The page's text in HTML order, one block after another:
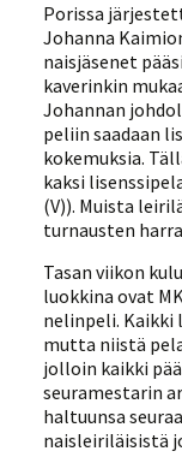
Porissa
Johanna
naisjäsenet
kaverinkin
Johannan
peliin saadaan
kokemuksia.
kaksi
(V)). Muista
turnausten
Tasan viikon
luokkina ovat
nelinpeli.
mutta niistä
jolloin kaikki
seuramestarin
haltuunsa
naisleiriläisistä